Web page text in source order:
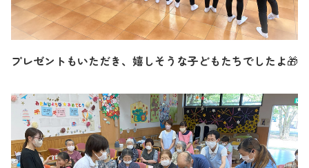
プレゼントもいただき、嬉しそうな子どもたちでしたよ🎁